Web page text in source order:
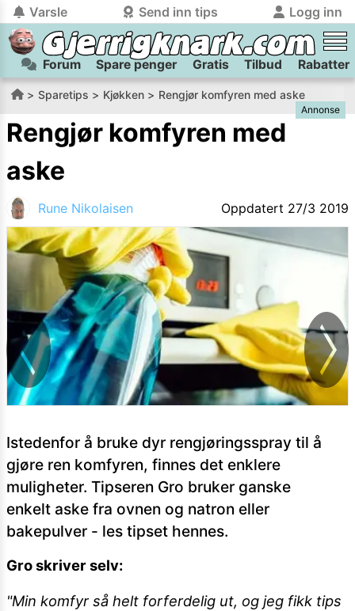
Varsle Send inn tips Logg inn
tilbake
Logg inn på Gjerrigknark.com:
Du kan logge inn / registrere bruker helt gratis på
gjerrigknark.com ved å benytte Vipps-innlogging.
Logg inn med Vipps
tilbake
Send inn tips:
Har du et tips til meg? Jeg premierer de beste tipsene med
flaxlodd!
Kamera
Velg bilde
Send inn
PS:Vil du være med i tipsekonkurransen kan du oppgi
kontaktdetaljer i neste steg.
Forum Spare penger Gratis Tilbud Rabatter
Sparetips Kjøkken Rengjør komfyren med aske
Annonse
Rengjør komfyren med
aske
Rune Nikolaisen Oppdatert 27/3 2019
Istedenfor å bruke dyr rengjøringsspray til å
gjøre ren komfyren, finnes det enklere
muligheter. Tipseren Gro bruker ganske
enkelt aske fra ovnen og natron eller
bakepulver - les tipset hennes.
Gro skriver selv:
"Min komfyr så helt forferdelig ut, og jeg fikk tips